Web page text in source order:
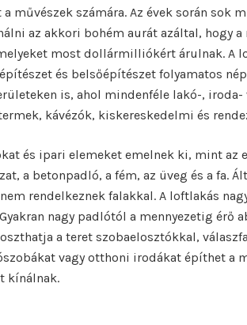
művészek számára. Az évek során sok
az akkori bohém aurát azáltal, hogy
most dollármilliókért árulnak. A
és belsőépítészet folyamatos
is, ahol mindenféle lakó-,
kávézók, kiskereskedelmi és
és ipari elemeket emelnek ki, mint az
a betonpadló, a fém, az üveg és a fa.
rendelkeznek falakkal. A loftlakás
nagy padlótól a mennyezetig érő
a teret szobaelosztókkal,
vagy otthoni irodákat építhet a
kínálnak.